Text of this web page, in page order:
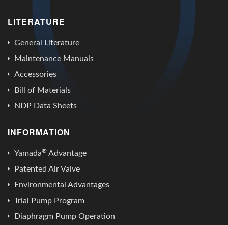
LITERATURE
General Literature
Maintenance Manuals
Accessories
Bill of Materials
NDP Data Sheets
INFORMATION
Yamada® Advantage
Patented Air Valve
Environmental Advantages
Trial Pump Program
Diaphragm Pump Operation